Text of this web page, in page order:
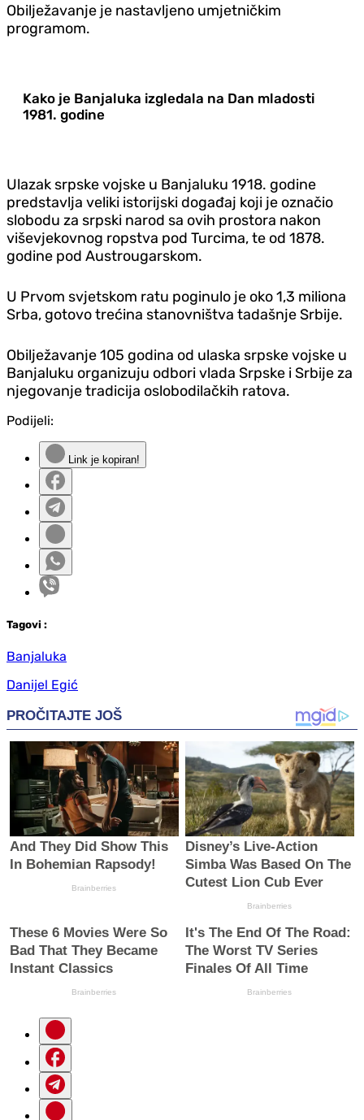
Obilježavanje je nastavljeno umjetničkim
programom.
Kako je Banjaluka izgledala na Dan mladosti
1981. godine
Ulazak srpske vojske u Banjaluku 1918. godine
predstavlja veliki istorijski događaj koji je označio
slobodu za srpski narod sa ovih prostora nakon
viševjekovnog ropstva pod Turcima, te od 1878.
godine pod Austrougarskom.
U Prvom svjetskom ratu poginulo je oko 1,3 miliona
Srba, gotovo trećina stanovništva tadašnje Srbije.
Obilježavanje 105 godina od ulaska srpske vojske u
Banjaluku organizuju odbori vlada Srpske i Srbije za
njegovanje tradicija oslobodilačkih ratova.
Podijeli:
Link je kopiran!
Tagovi :
Banjaluka
Danijel Egić